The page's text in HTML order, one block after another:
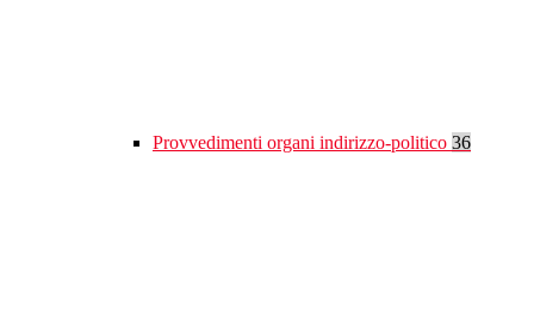
Provvedimenti organi indirizzo-politico 36